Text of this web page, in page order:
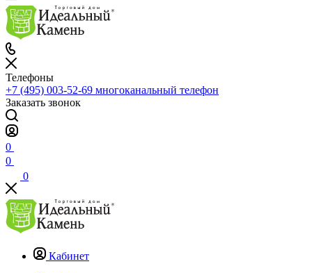
Телефоны
+7 (495) 003-52-69 многоканальный телефон
Заказать звонок
0
0
0
Кабинет